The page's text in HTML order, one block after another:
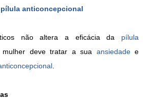
pílula anticoncepcional
não altera a eficácia da pílula
mulher deve tratar a sua ansiedadee